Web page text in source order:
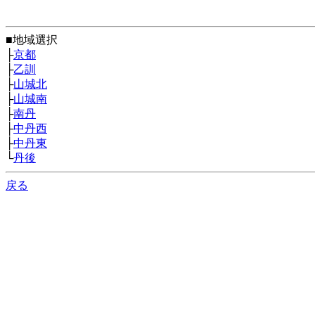
■地域選択
├京都
├乙訓
├山城北
├山城南
├南丹
├中丹西
├中丹東
└丹後
戻る